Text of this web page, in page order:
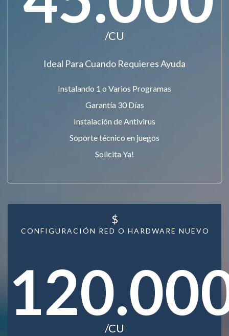
/CU
Ideal Para Cuando Requieres Ayuda
Instalando 1 o Varios Programas
Garantía 30 Días
Instalación de Antivirus
Soporte técnico en juegos
Solicita Ya!
CONFIGURACIÓN RED O HARDWARE NUEVO
$
/CU